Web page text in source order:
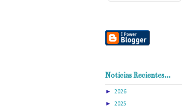
Noticias Recientes...
► 2026
► 2025